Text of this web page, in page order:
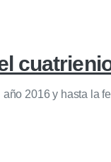
2016 y hasta la